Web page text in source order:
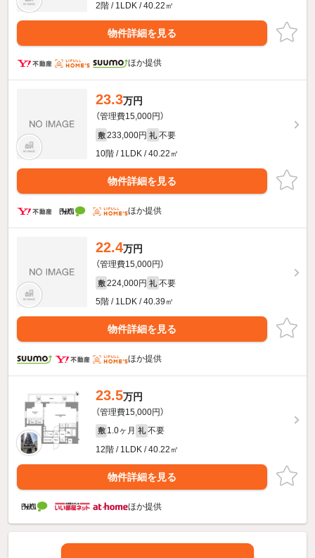
2階 / 1LDK / 40.22㎡
物件詳細を見る
ほか提供
23.3万円
（管理費15,000円）
敷 233,000円 礼 不要
10階 / 1LDK / 40.22㎡
物件詳細を見る
ほか提供
22.4万円
（管理費15,000円）
敷 224,000円 礼 不要
5階 / 1LDK / 40.39㎡
物件詳細を見る
ほか提供
23.5万円
（管理費15,000円）
敷 1.0ヶ月 礼 不要
12階 / 1LDK / 40.22㎡
物件詳細を見る
ほか提供